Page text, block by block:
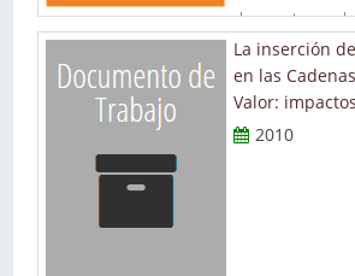
los sectores
bancarios, investigación + desarrollo
audiovisuales.
La inserción
en las
Valor:
inversión
2010